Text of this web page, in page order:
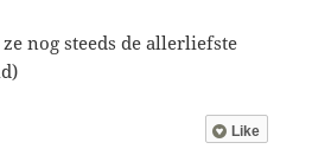
nog steeds de allerliefste
Like